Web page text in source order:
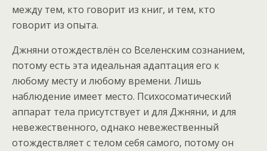
между тем, кто говорит из книг, и тем, кто
говорит из опыта.
Джняни отождествлён со Вселенским сознанием,
потому есть эта идеальная адаптация его к
любому месту и любому времени. Лишь
наблюдение имеет место. Психосоматический
аппарат тела присутствует и для Джняни, и для
невежественного, однако невежественный
отождествляет с телом себя самого, потому он